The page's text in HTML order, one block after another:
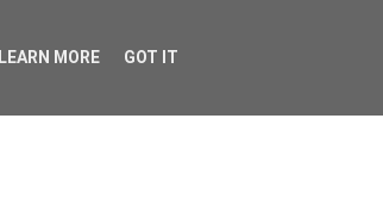
LEARN MORE GOT IT